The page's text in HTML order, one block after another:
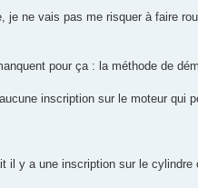
je ne vais pas me risquer à faire
pour ça : la méthode de
inscription sur le moteur qui
il y a une inscription sur le